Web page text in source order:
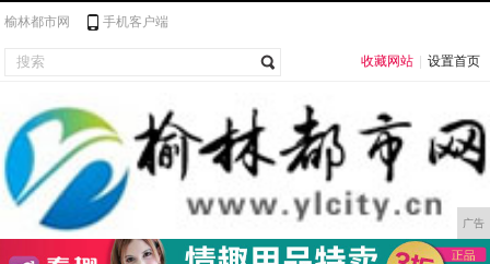
榆林都市网 手机客户端
收藏网站 设置首页
广告